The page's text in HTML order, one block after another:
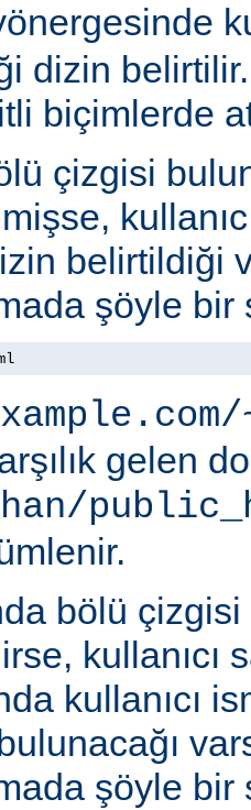
dizin
biçimlerde
çizgisi
belirtildiği
şöyle bir
gelen
bölü
kullanıcı
kullanıcı
şöyle bir